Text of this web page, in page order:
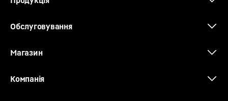
Габаритне креслення
Обслуговування
Магазин
Компанія